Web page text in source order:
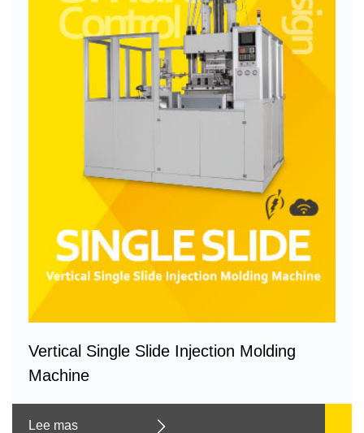
Vertical Single Slide Injection Molding
Machine
Lee mas